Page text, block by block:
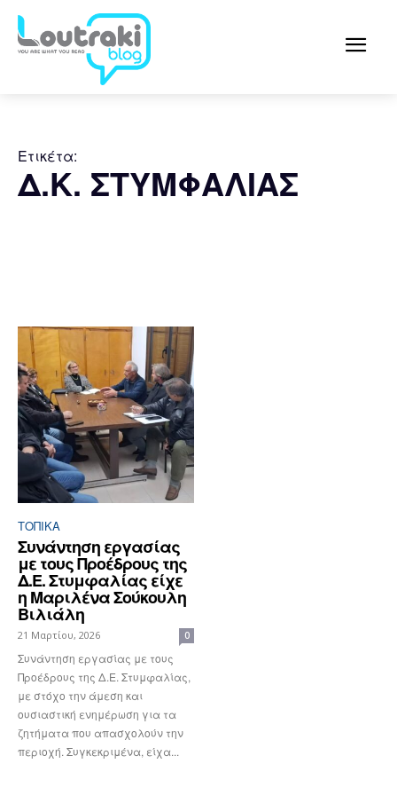
Ετικέτα:
Δ.Κ. ΣΤΥΜΦΑΛΙΑΣ
ΤΟΠΙΚΑ
Συνάντηση εργασίας
με τους Προέδρους της
Δ.Ε. Στυμφαλίας είχε
η Μαριλένα Σούκουλη
Βιλιάλη
21 Μαρτίου, 2026 0
Συνάντηση εργασίας με τους
Προέδρους της Δ.Ε. Στυμφαλίας,
με στόχο την άμεση και
ουσιαστική ενημέρωση για τα
ζητήματα που απασχολούν την
περιοχή. Συγκεκριμένα, είχα...